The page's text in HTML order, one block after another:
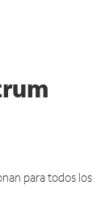
para todos los